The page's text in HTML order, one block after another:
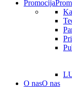
Promocija
O nasO nas